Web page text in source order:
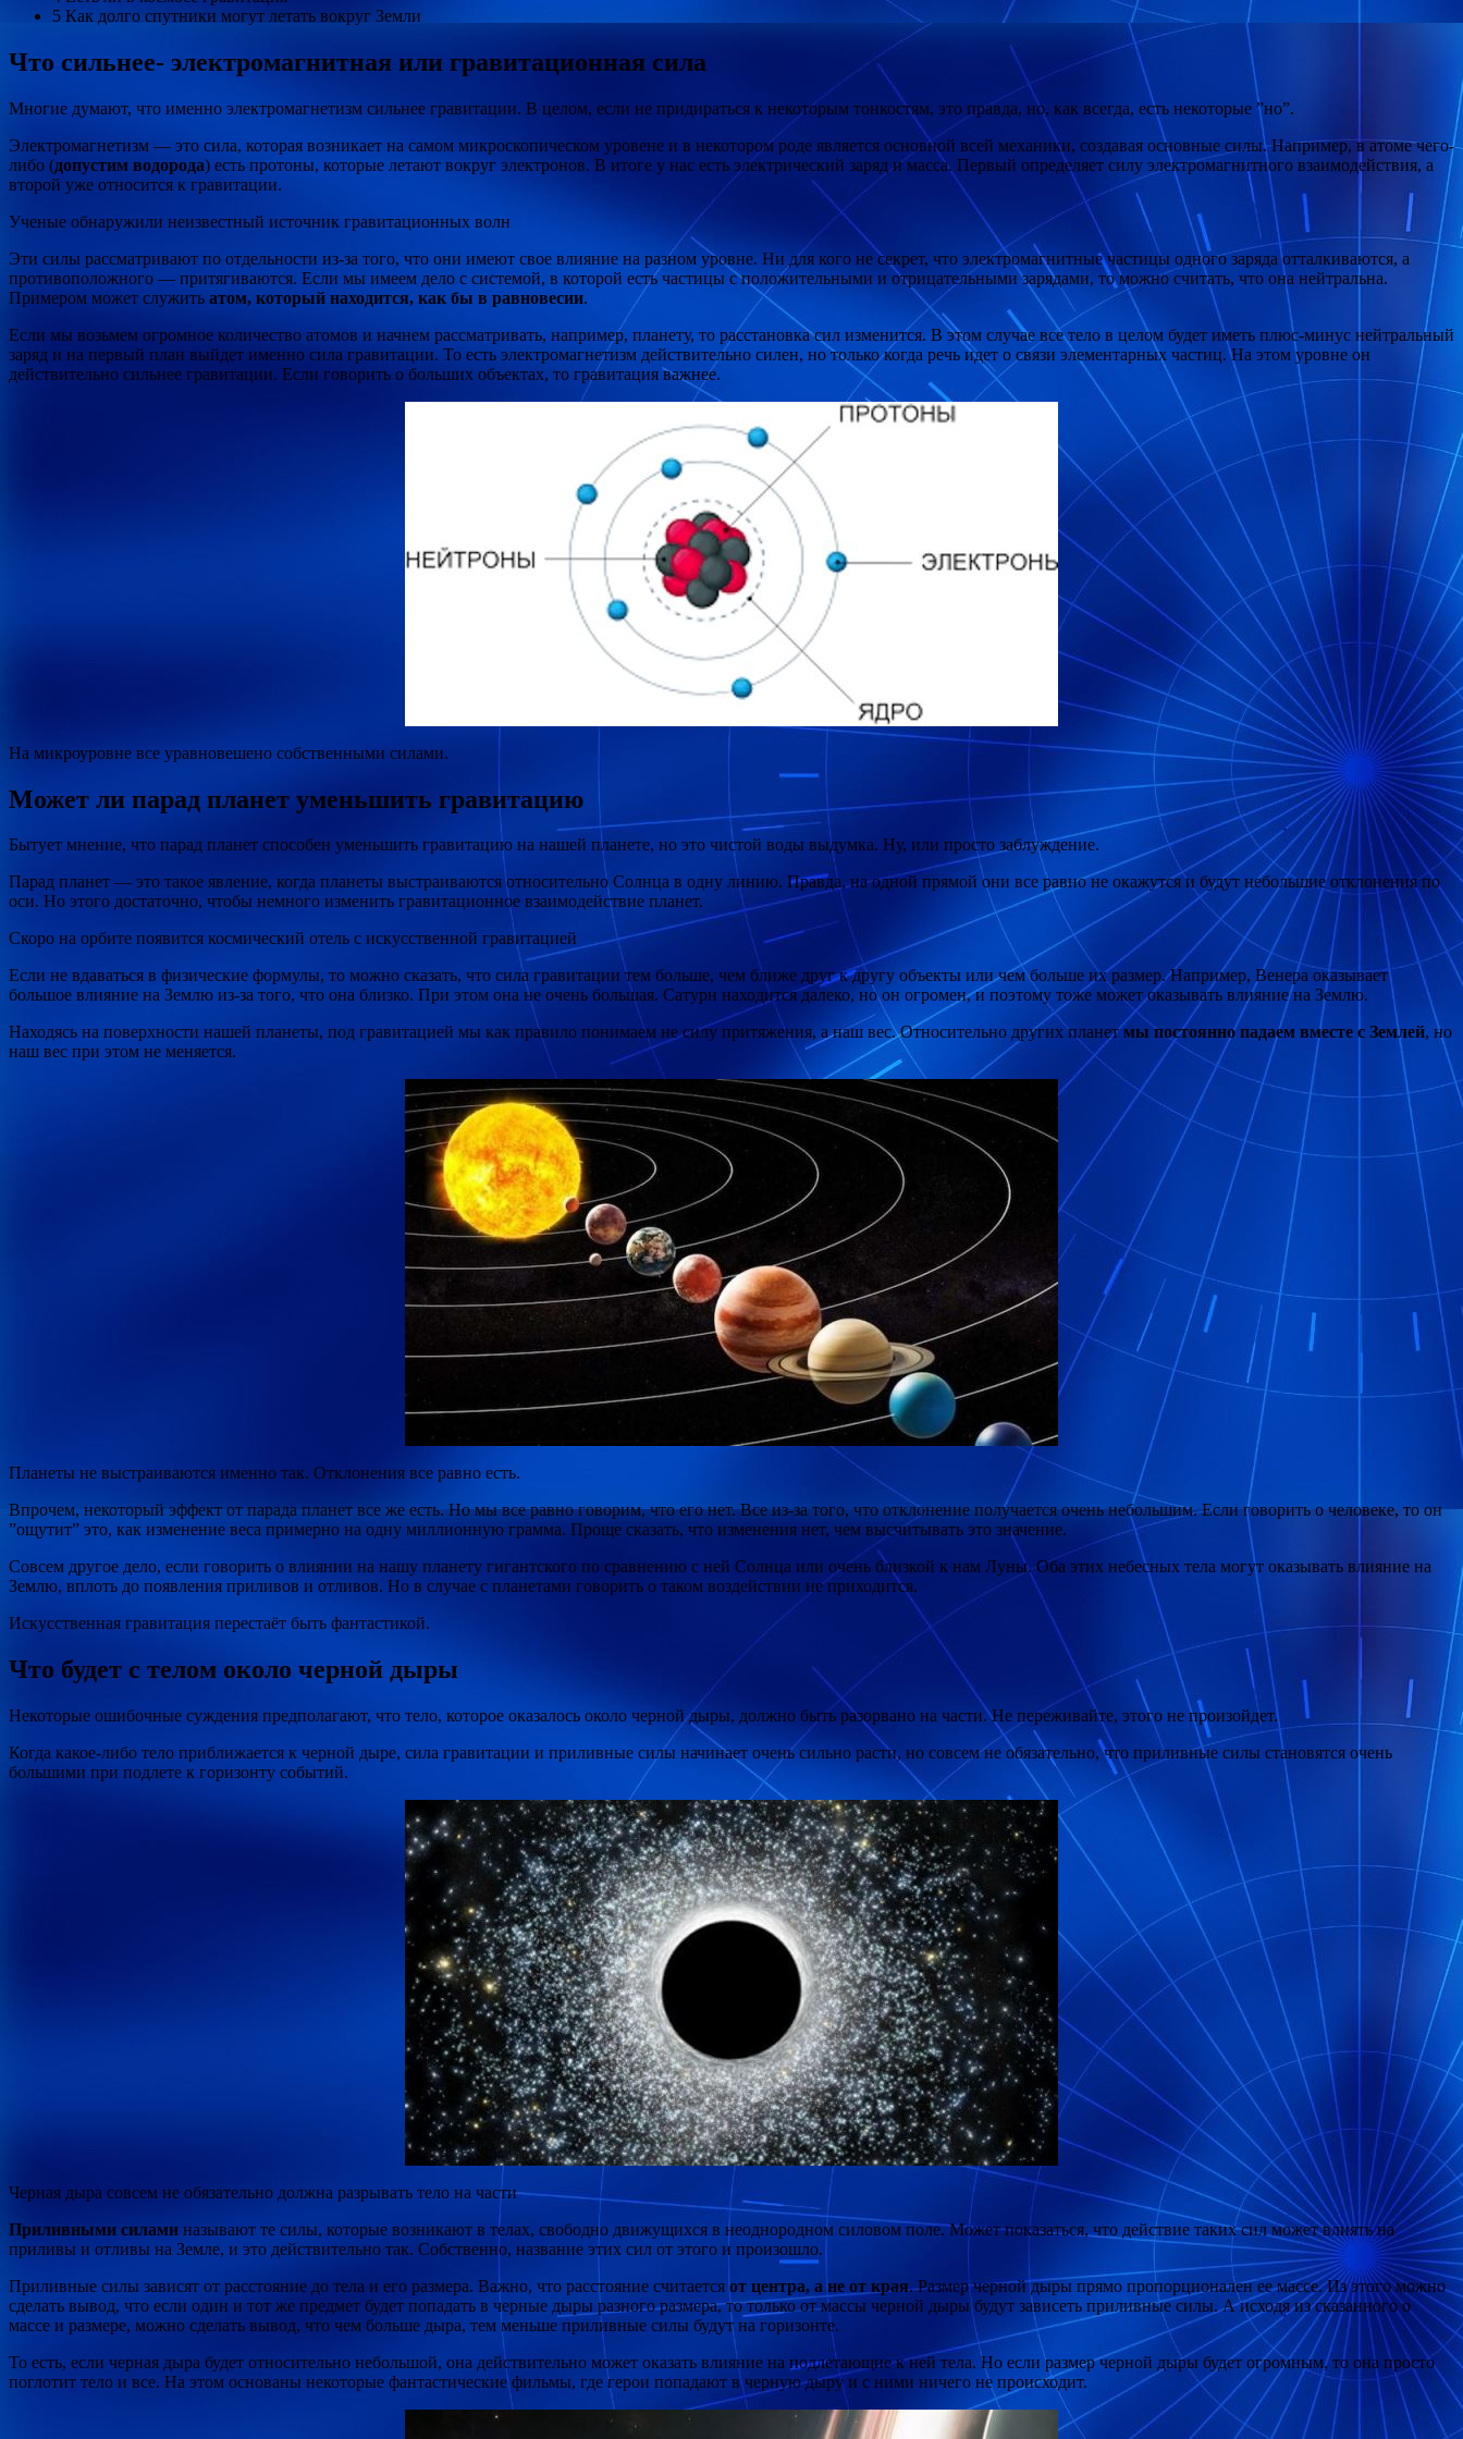
5 Как долго спутники могут летать вокруг Земли
Что сильнее- электромагнитная или гравитационная сила
Многие думают, что именно электромагнетизм сильнее гравитации. В целом, если не придираться к некоторым тонкостям, это правда, но, как всегда, есть некоторые ”но”.
Электромагнетизм — это сила, которая возникает на самом микроскопическом уровене и в некотором роде является основной всей механики, создавая основные силы. Например, в атоме чего-
либо (допустим водорода) есть протоны, которые летают вокруг электронов. В итоге у нас есть электрический заряд и масса. Первый определяет силу электромагнитного взаимодействия, а
второй уже относится к гравитации.
Ученые обнаружили неизвестный источник гравитационных волн
Эти силы рассматривают по отдельности из-за того, что они имеют свое влияние на разном уровне. Ни для кого не секрет, что электромагнитные частицы одного заряда отталкиваются, а
противоположного — притягиваются. Если мы имеем дело с системой, в которой есть частицы с положительными и отрицательными зарядами, то можно считать, что она нейтральна.
Примером может служить атом, который находится, как бы в равновесии.
Если мы возьмем огромное количество атомов и начнем рассматривать, например, планету, то расстановка сил изменится. В этом случае все тело в целом будет иметь плюс-минус нейтральный
заряд и на первый план выйдет именно сила гравитации. То есть электромагнетизм действительно силен, но только когда речь идет о связи элементарных частиц. На этом уровне он
действительно сильнее гравитации. Если говорить о больших объектах, то гравитация важнее.
На микроуровне все уравновешено собственными силами.
Может ли парад планет уменьшить гравитацию
Бытует мнение, что парад планет способен уменьшить гравитацию на нашей планете, но это чистой воды выдумка. Ну, или просто заблуждение.
Парад планет — это такое явление, когда планеты выстраиваются относительно Солнца в одну линию. Правда, на одной прямой они все равно не окажутся и будут небольшие отклонения по
оси. Но этого достаточно, чтобы немного изменить гравитационное взаимодействие планет.
Скоро на орбите появится космический отель с искусственной гравитацией
Если не вдаваться в физические формулы, то можно сказать, что сила гравитации тем больше, чем ближе друг к другу объекты или чем больше их размер. Например, Венера оказывает
большое влияние на Землю из-за того, что она близко. При этом она не очень большая. Сатурн находится далеко, но он огромен, и поэтому тоже может оказывать влияние на Землю.
Находясь на поверхности нашей планеты, под гравитацией мы как правило понимаем не силу притяжения, а наш вес. Относительно других планетмы постоянно падаем вместе с Землей, но
наш вес при этом не меняется.
Планеты не выстраиваются именно так. Отклонения все равно есть.
Впрочем, некоторый эффект от парада планет все же есть. Но мы все равно говорим, что его нет. Все из-за того, что отклонение получается очень небольшим. Если говорить о человеке, то он
”ощутит” это, как изменение веса примерно на одну миллионную грамма. Проще сказать, что изменения нет, чем высчитывать это значение.
Совсем другое дело, если говорить о влиянии на нашу планету гигантского по сравнению с ней Солнца или очень близкой к нам Луны. Оба этих небесных тела могут оказывать влияние на
Землю, вплоть до появления приливов и отливов. Но в случае с планетами говорить о таком воздействии не приходится.
Искусственная гравитация перестаёт быть фантастикой.
Что будет с телом около черной дыры
Некоторые ошибочные суждения предполагают, что тело, которое оказалось около черной дыры, должно быть разорвано на части. Не переживайте, этого не произойдет.
Когда какое-либо тело приближается к черной дыре, сила гравитации и приливные силы начинает очень сильно расти, но совсем не обязательно, что приливные силы становятся очень
большими при подлете к горизонту событий.
Черная дыра совсем не обязательно должна разрывать тело на части
Приливными силами называют те силы, которые возникают в телах, свободно движущихся в неоднородном силовом поле. Может показаться, что действие таких сил может влиять на
приливы и отливы на Земле, и это действительно так. Собственно, название этих сил от этого и произошло.
Приливные силы зависят от расстояние до тела и его размера. Важно, что расстояние считается от центра, а не от края. Размер черной дыры прямо пропорционален ее массе. Из этого можно
сделать вывод, что если один и тот же предмет будет попадать в черные дыры разного размера, то только от массы черной дыры будут зависеть приливные силы. А исходя из сказанного о
массе и размере, можно сделать вывод, что чем больше дыра, тем меньше приливные силы будут на горизонте.
То есть, если черная дыра будет относительно небольшой, она действительно может оказать влияние на подлетающие к ней тела. Но если размер черной дыры будет огромным, то она просто
поглотит тело и все. На этом основаны некоторые фантастические фильмы, где герои попадают в черную дыру и с ними ничего не происходит.